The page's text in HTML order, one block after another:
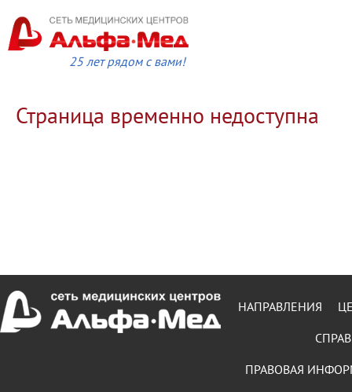
25 лет рядом с вами!
Страница временно недоступна
НАПРАВЛЕНИЯ
ПРАВОВАЯ